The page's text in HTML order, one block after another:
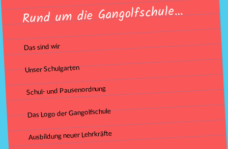
Rund um die Gangolfschule…
Das sind wir
Unser Schulgarten
Schul- und Pausenordnung
Das Logo der Gangolfschule
Ausbildung neuer Lehrkräfte